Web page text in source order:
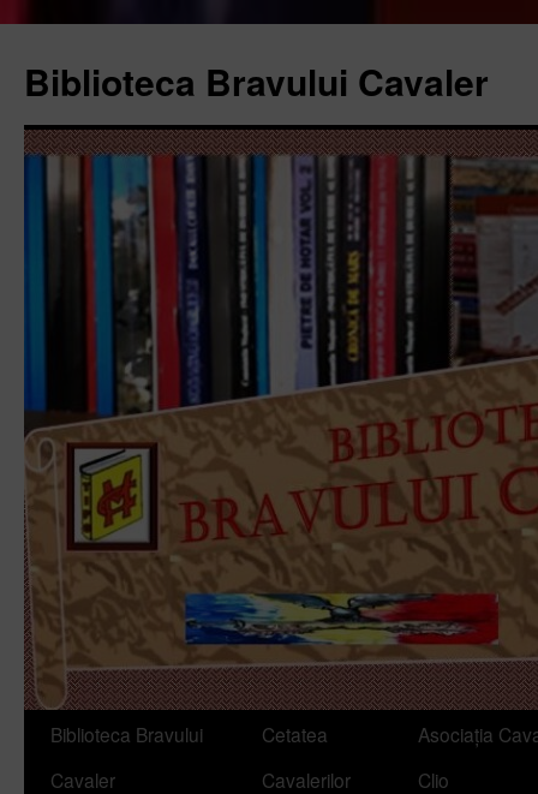
Biblioteca Bravului Cavaler
Sari
Biblioteca Bravului
Cavaler
Cetatea
Cavalerilor
Asociația
Clio